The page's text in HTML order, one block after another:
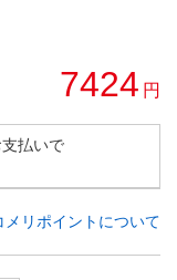
7424 円
払いで
メリポイントについて